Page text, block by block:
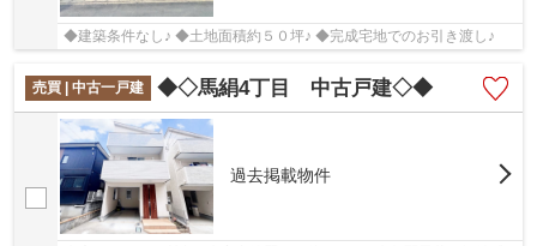
◆建築条件なし♪ ◆土地面積約５０坪♪ ◆完成宅地でのお引き渡し♪
売買 | 中古一戸建 ◆◇馬絹4丁目 中古戸建◇◆
過去掲載物件